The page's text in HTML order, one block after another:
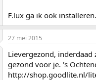
F.lux ga ik ook
27 mei 2015
Lievergezond,
gezond voor je. 's
http://shop.goodlite.nl/